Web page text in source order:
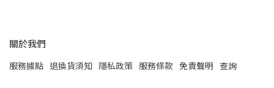
關於我們
服務據點 退換貨須知 隱私政策 服務條款 免責聲明 查詢